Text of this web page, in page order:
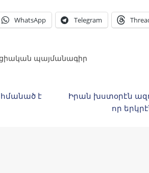
WhatsApp Telegram
պայմանագիր
է
Իրան խստօրէն
որ